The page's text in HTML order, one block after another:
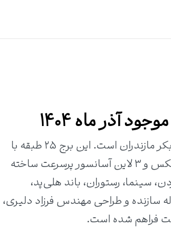
آذر ماه 1404
برج رویا رزیدنس نمک آبرود، ترکیبی از زندگی لوکس و طبیعت بکر مازندران است. این برج ۲۵ طبقه با
واحدهای متنوع، چشم‌انداز دریا، تراس‌های عمومی، لابی دوبلکس و ۳ لاین آسانسور پرسرعت ساخته
سینما، رستوران، باند هلی‌پد،
و خدمات کامل رفاهی است. با مدیریت ۵ ساله سازنده و طراحی مهندس فرزاد دلیری،
فراهم شده است.